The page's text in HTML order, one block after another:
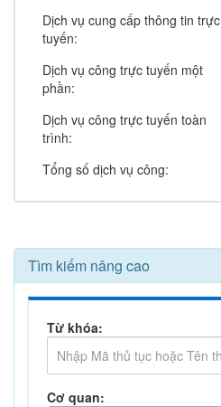
Dịch vụ cung cấp thông tin trực
tuyến:
Dịch vụ công trực tuyến một
phần:
Dịch vụ công trực tuyến toàn
trình:
Tổng số dịch vụ công:
Tìm kiếm nâng cao
Từ khóa:
Cơ quan: